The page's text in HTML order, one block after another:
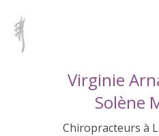
Virginie
Solène
Chiropracteurs à